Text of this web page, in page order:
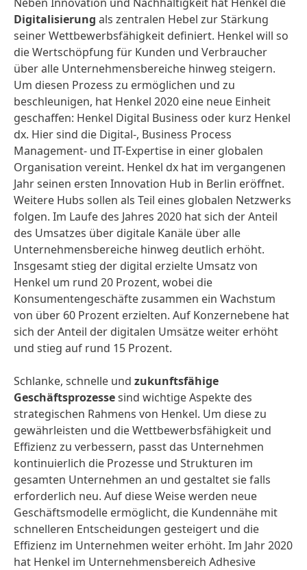
Digitalisierung als zentralen Hebel zur Stärkung
seiner Wettbewerbsfähigkeit definiert. Henkel will so
die Wertschöpfung für Kunden und Verbraucher
über alle Unternehmensbereiche hinweg steigern.
Um diesen Prozess zu ermöglichen und zu
beschleunigen, hat Henkel 2020 eine neue Einheit
geschaffen: Henkel Digital Business oder kurz Henkel
dx. Hier sind die Digital-, Business Process
Management- und IT-Expertise in einer globalen
Organisation vereint. Henkel dx hat im vergangenen
Jahr seinen ersten Innovation Hub in Berlin eröffnet.
Weitere Hubs sollen als Teil eines globalen Netzwerks
folgen. Im Laufe des Jahres 2020 hat sich der Anteil
des Umsatzes über digitale Kanäle über alle
Unternehmensbereiche hinweg deutlich erhöht.
Insgesamt stieg der digital erzielte Umsatz von
Henkel um rund 20 Prozent, wobei die
Konsumentengeschäfte zusammen ein Wachstum
von über 60 Prozent erzielten. Auf Konzernebene hat
sich der Anteil der digitalen Umsätze weiter erhöht
und stieg auf rund 15 Prozent.
Schlanke, schnelle und zukunftsfähige
Geschäftsprozessesind wichtige Aspekte des
strategischen Rahmens von Henkel. Um diese zu
gewährleisten und die Wettbewerbsfähigkeit und
Effizienz zu verbessern, passt das Unternehmen
kontinuierlich die Prozesse und Strukturen im
gesamten Unternehmen an und gestaltet sie falls
erforderlich neu. Auf diese Weise werden neue
Geschäftsmodelle ermöglicht, die Kundennähe mit
schnelleren Entscheidungen gesteigert und die
Effizienz im Unternehmen weiter erhöht. Im Jahr 2020
hat Henkel im Unternehmensbereich Adhesive